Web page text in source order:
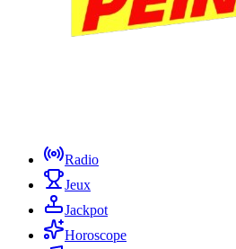
Radio
Jeux
Jackpot
Horoscope